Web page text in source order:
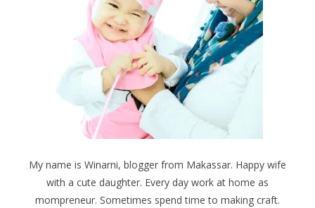
My name is Winarni, blogger from Makassar. Happy wife
with a cute daughter. Every day work at home as
mompreneur. Sometimes spend time to making craft.